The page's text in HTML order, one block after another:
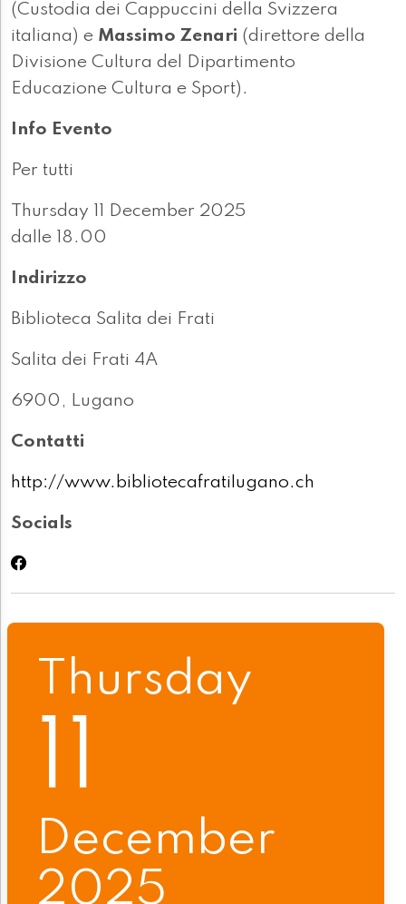
(Custodia dei Cappuccini della Svizzera
italiana) e Massimo Zenari (direttore della
Divisione Cultura del Dipartimento
Educazione Cultura e Sport).
Info Evento
Per tutti
Thursday 11 December 2025
dalle 18.00
Indirizzo
Biblioteca Salita dei Frati
Salita dei Frati 4A
6900, Lugano
Contatti
http://www.bibliotecafratilugano.ch
Socials
Thursday
11
December
2025